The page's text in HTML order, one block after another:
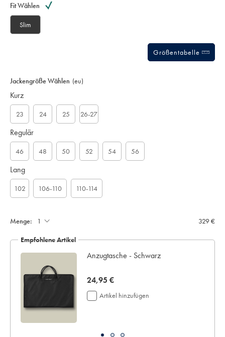
Actions
cart
Fit Wählen
Slim
Größentabelle
Jackengröße Wählen (eu)
Kurz
23 24 25 26-27
Regulär
46 48 50 52 54 56
Lang
102 106-110 110-114
Menge: 329 €
Empfohlene Artikel
Anzugtasche - Schwarz
now
24,95
€
24,95 €
Artikel hinzufügen